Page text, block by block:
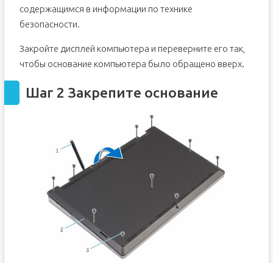
содержащимся в информации по технике
безопасности.
Закройте дисплей компьютера и переверните его так,
чтобы основание компьютера было обращено вверх.
Шаг 2 Закрепите основание